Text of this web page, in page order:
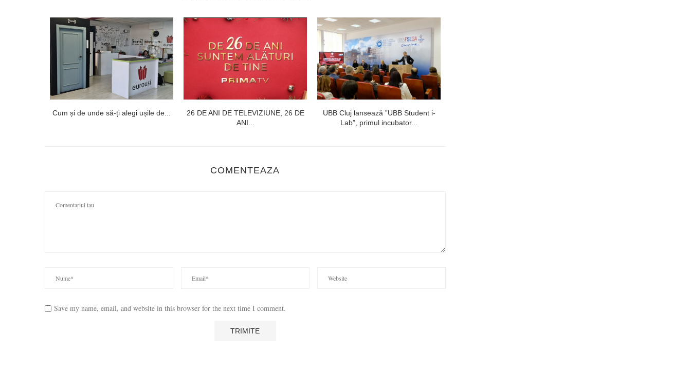
Cum și de unde să-ți alegi ușile de...
26 DE ANI DE TELEVIZIUNE, 26 DE
ANI...
UBB Cluj lansează ”UBB Student i-
Lab”, primul incubator...
COMENTEAZA
Save my name, email, and website in this browser for the next time I comment.